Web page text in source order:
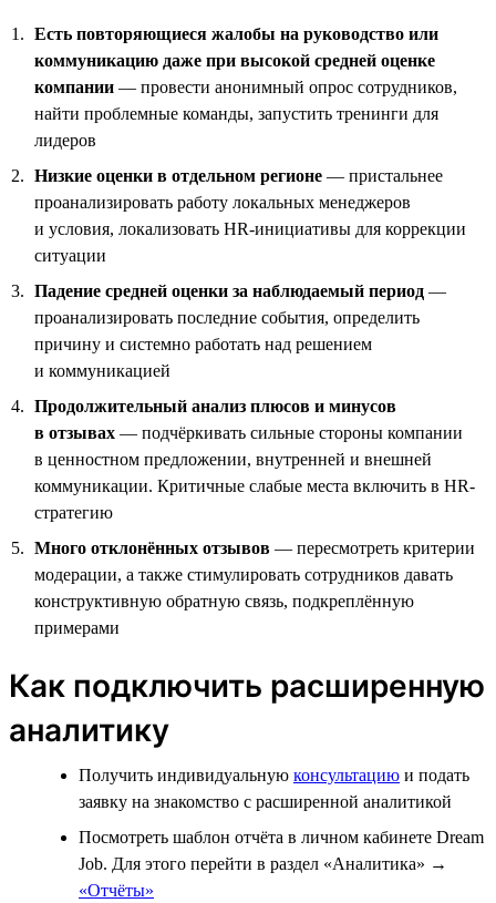
Есть повторяющиеся жалобы на руководство или
коммуникацию даже при высокой средней оценке
компании — провести анонимный опрос сотрудников,
найти проблемные команды, запустить тренинги для
лидеров
Низкие оценки в отдельном регионе — пристальнее
проанализировать работу локальных менеджеров
и условия, локализовать HR-инициативы для коррекции
ситуации
Падение средней оценки за наблюдаемый период —
проанализировать последние события, определить
причину и системно работать над решением
и коммуникацией
Продолжительный анализ плюсов и минусов
в отзывах — подчёркивать сильные стороны компании
в ценностном предложении, внутренней и внешней
коммуникации. Критичные слабые места включить в HR-
стратегию
Много отклонённых отзывов — пересмотреть критерии
модерации, а также стимулировать сотрудников давать
конструктивную обратную связь, подкреплённую
примерами
Как подключить расширенную
аналитику
Получить индивидуальную консультацию и подать
заявку на знакомство с расширенной аналитикой
Посмотреть шаблон отчёта в личном кабинете Dream
Job. Для этого перейти в раздел «Аналитика» →
«Отчёты»